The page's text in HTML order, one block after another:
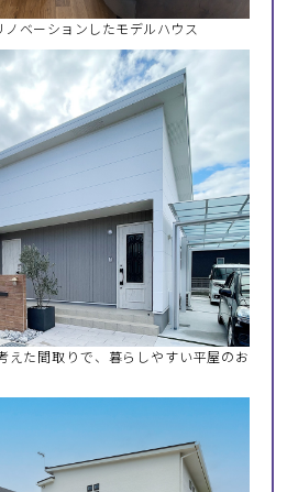
ベーションしたモデルハウス
えた間取りで、暮らしやすい平屋のお